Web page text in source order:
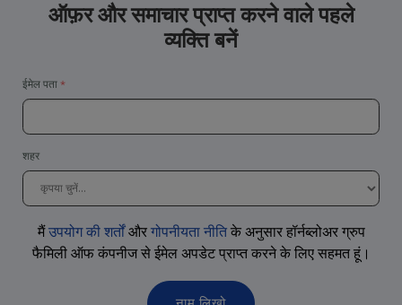
ऑफ़र और समाचार प्राप्त करने वाले पहले
व्यक्ति बनें
ईमेल पता
शहर
मैंउपयोग की शर्तोंऔरगोपनीयता नीति के अनुसार हॉर्नब्लोअर ग्रुप
फैमिली ऑफ कंपनीज से ईमेल अपडेट प्राप्त करने के लिए सहमतहूं।